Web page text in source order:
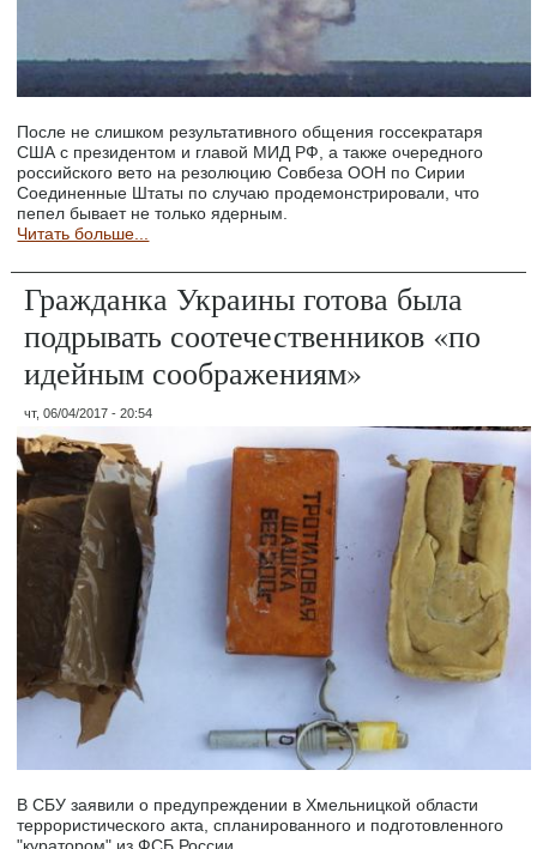
После не слишком результативного общения госсекратаря
США с президентом и главой МИД РФ, а также очередного
российского вето на резолюцию Совбеза ООН по Сирии
Соединенные Штаты по случаю продемонстрировали, что
пепел бывает не только ядерным.
Читать больше...
Гражданка Украины готова была
подрывать соотечественников «по
идейным соображениям»
чт, 06/04/2017 - 20:54
В СБУ заявили о предупреждении в Хмельницкой области
террористического акта, спланированного и подготовленного